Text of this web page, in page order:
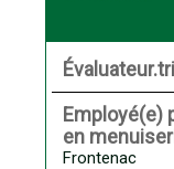
Employé(e)
en
Frontenac